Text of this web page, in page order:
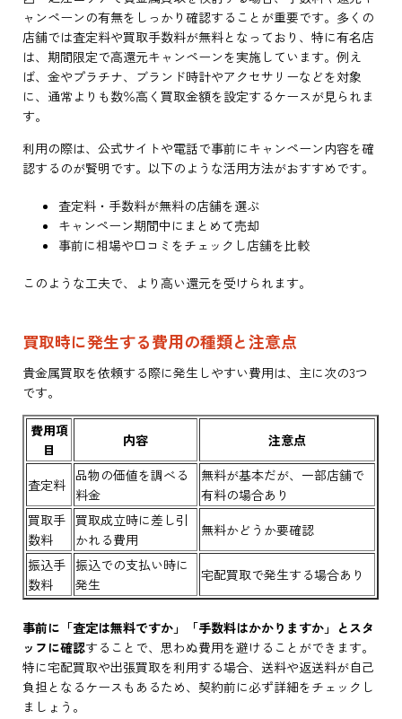
ャンペーンの有無をしっかり確認することが重要です。多くの
店舗では査定料や買取手数料が無料となっており、特に有名店
は、期間限定で高還元キャンペーンを実施しています。例え
ば、金やプラチナ、ブランド時計やアクセサリーなどを対象
に、通常よりも数％高く買取金額を設定するケースが見られま
す。
利用の際は、公式サイトや電話で事前にキャンペーン内容を確
認するのが賢明です。以下のような活用方法がおすすめです。
査定料・手数料が無料の店舗を選ぶ
キャンペーン期間中にまとめて売却
事前に相場や口コミをチェックし店舗を比較
このような工夫で、より高い還元を受けられます。
買取時に発生する費用の種類と注意点
貴金属買取を依頼する際に発生しやすい費用は、主に次の3つ
です。
費用項
目
内容 注意点
査定料
品物の価値を調べる
料金
無料が基本だが、一部店舗で
有料の場合あり
買取手
数料
買取成立時に差し引
かれる費用
無料かどうか要確認
振込手
数料
振込での支払い時に
発生
宅配買取で発生する場合あり
事前に「査定は無料ですか」「手数料はかかりますか」とスタ
ッフに確認することで、思わぬ費用を避けることができます。
特に宅配買取や出張買取を利用する場合、送料や返送料が自己
負担となるケースもあるため、契約前に必ず詳細をチェックし
ましょう。